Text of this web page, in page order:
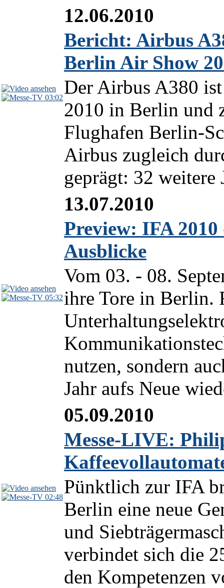
03:02
12.06.2010
Bericht: Airbus
Berlin Air Show
Der Airbus A380
2010 in Berlin und
Flughafen Berlin-
Airbus zugleich
geprägt: 32
05:32
13.07.2010
Preview: IFA
Ausblicke
Vom 03. - 08.
ihre Tore in Berlin.
nutzen, sondern
Jahr aufs Neue
02:48
05.09.2010
Messe-LIVE:
Pünktlich zur IFA
Berlin eine neue
und
verbindet sich die
den Kompetenzen